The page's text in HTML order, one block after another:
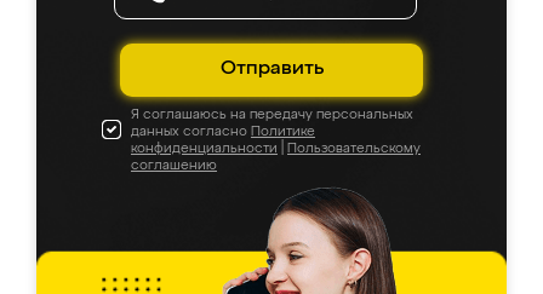
Отправить
Я соглашаюсь на передачу персональных
данных согласно Политике
конфиденциальности
Пользовательскому
соглашению